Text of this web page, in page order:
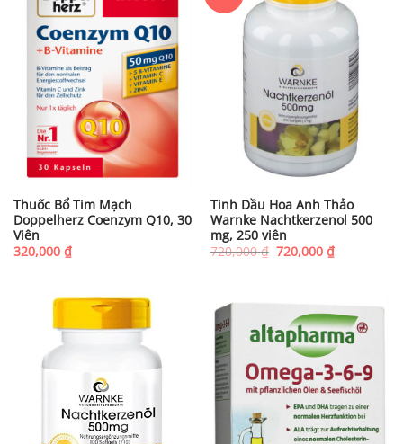
Thuốc Bổ Tim Mạch
Doppelherz Coenzym Q10, 30
Viên
320,000 ₫
Tinh Dầu Hoa Anh Thảo
Warnke Nachtkerzenol 500
mg, 250 viên
720,000₫ Giá
gốc
720,000 ₫Giá
hiện